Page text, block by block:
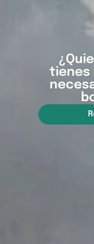
tienes